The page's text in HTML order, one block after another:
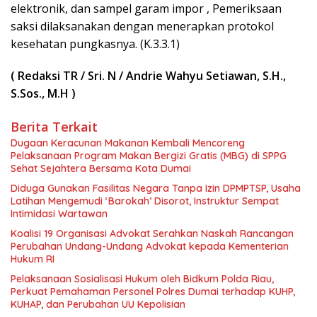
elektronik, dan sampel garam impor , Pemeriksaan
saksi dilaksanakan dengan menerapkan protokol
kesehatan pungkasnya. (K.3.3.1)
( Redaksi TR / Sri. N / Andrie Wahyu Setiawan, S.H.,
S.Sos., M.H )
Berita Terkait
Dugaan Keracunan Makanan Kembali Mencoreng
Pelaksanaan Program Makan Bergizi Gratis (MBG) di SPPG
Sehat Sejahtera Bersama Kota Dumai
Diduga Gunakan Fasilitas Negara Tanpa Izin DPMPTSP, Usaha
Latihan Mengemudi ‘Barokah’ Disorot, Instruktur Sempat
Intimidasi Wartawan
Koalisi 19 Organisasi Advokat Serahkan Naskah Rancangan
Perubahan Undang-Undang Advokat kepada Kementerian
Hukum RI
Pelaksanaan Sosialisasi Hukum oleh Bidkum Polda Riau,
Perkuat Pemahaman Personel Polres Dumai terhadap KUHP,
KUHAP, dan Perubahan UU Kepolisian